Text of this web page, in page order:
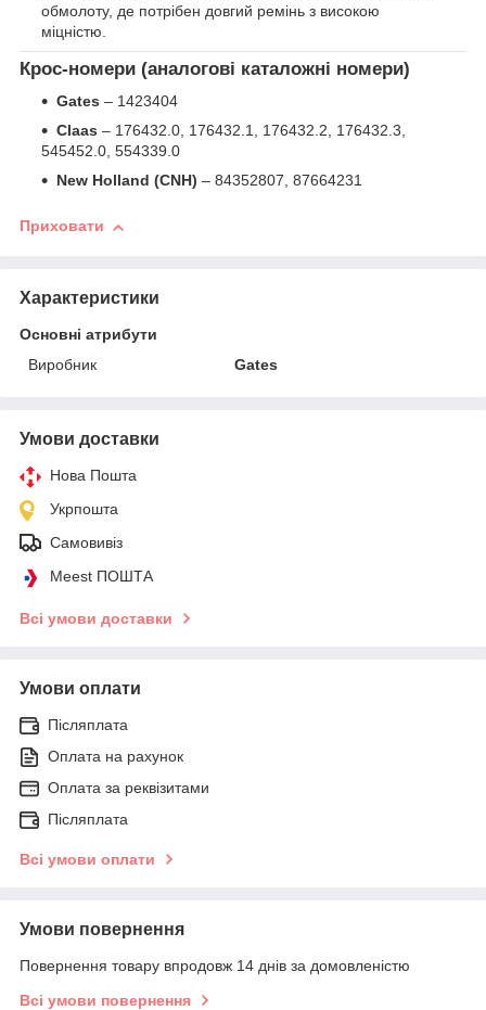
обмолоту, де потрібен довгий ремінь з високою
міцністю.
Крос-номери (аналогові каталожні номери)
Gates – 1423404
Claas – 176432.0, 176432.1, 176432.2, 176432.3,
545452.0, 554339.0
New Holland (CNH) – 84352807, 87664231
Приховати
Характеристики
Основні атрибути
Виробник
Gates
Умови доставки
Нова Пошта
Укрпошта
Самовивіз
Meest ПОШТА
Всі умови доставки
Умови оплати
Післяплата
Оплата на рахунок
Оплата за реквізитами
Післяплата
Всі умови оплати
Умови повернення
Повернення товару впродовж 14 днів за домовленістю
Всі умови повернення